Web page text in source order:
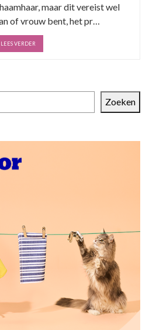
maar dit vereist wel
of vrouw bent, het pr…
LEES VERDER
Zoeken